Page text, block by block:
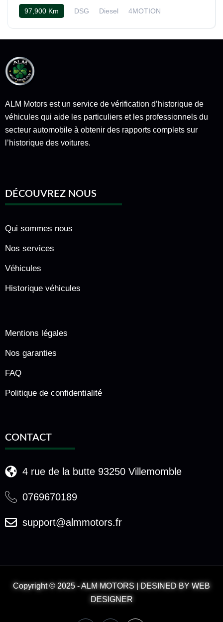
97,900 Km DSG Diesel
4MOTION
ALM Motors est un service de vérification d’historique de
véhicules qui aide les particuliers et les professionnels du
secteur automobile à obtenir des rapports complets sur
l’historique des voitures.
DÉCOUVREZ NOUS
Qui sommes nous
Nos services
Véhicules
Historique véhicules
Mentions légales
Nos garanties
FAQ
Politique de confidentialité
CONTACT
4 rue de la butte 93250 Villemomble
0769670189
support@almmotors.fr
Copyright © 2025 - ALM MOTORS | DESINED BY WEB
DESIGNER